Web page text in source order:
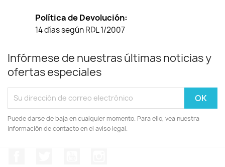
Política de Devolución:
14 días según RDL 1/2007
Infórmese de nuestras últimas noticias y
ofertas especiales
Puede darse de baja en cualquier momento. Para ello, vea nuestra
información de contacto en el aviso legal.